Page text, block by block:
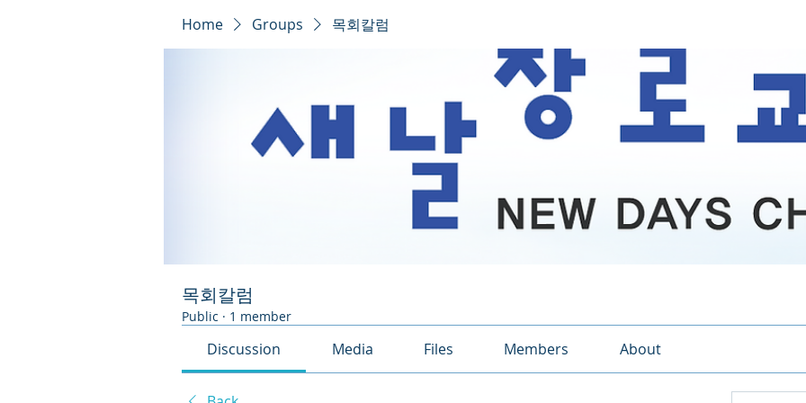
Home Groups 목회칼럼
목회칼럼
Public · 1 member
Discussion Media Files Members About